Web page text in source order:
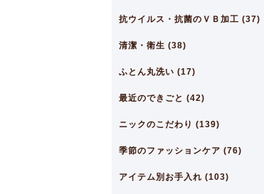
抗ウイルス・抗菌のＶＢ加工 (37)
清潔・衛生 (38)
ふとん丸洗い (17)
最近のできごと (42)
ニックのこだわり (139)
季節のファッションケア (76)
アイテム別お手入れ (103)